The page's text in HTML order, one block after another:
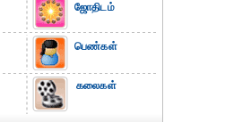
ஜோதிடம்
பெண்கள்
கலைகள்